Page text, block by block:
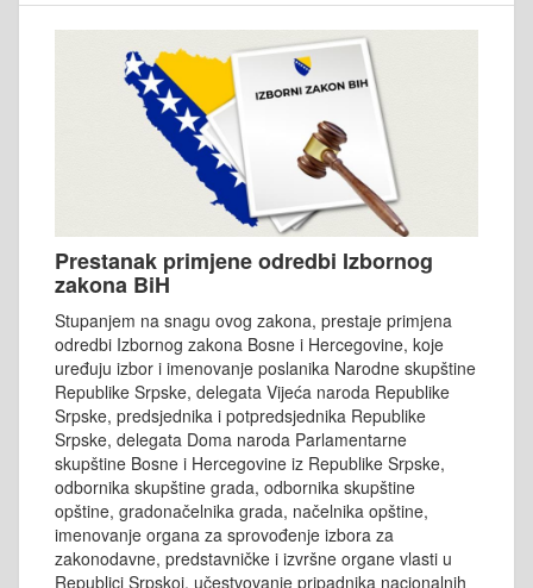
Prestanak primjene odredbi Izbornog
zakona BiH
Stupanjem na snagu ovog zakona, prestaje primjena
odredbi Izbornog zakona Bosne i Hercegovine, koje
uređuju izbor i imenovanje poslanika Narodne skupštine
Republike Srpske, delegata Vijeća naroda Republike
Srpske, predsjednika i potpredsjednika Republike
Srpske, delegata Doma naroda Parlamentarne
skupštine Bosne i Hercegovine iz Republike Srpske,
odbornika skupštine grada, odbornika skupštine
opštine, gradonačelnika grada, načelnika opštine,
imenovanje organa za sprovođenje izbora za
zakonodavne, predstavničke i izvršne organe vlasti u
Republici Srpskoj, učestvovanje pripadnika nacionalnih